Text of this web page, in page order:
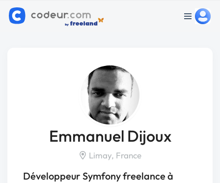
Emmanuel Dijoux
Limay, France
Développeur Symfony freelance à